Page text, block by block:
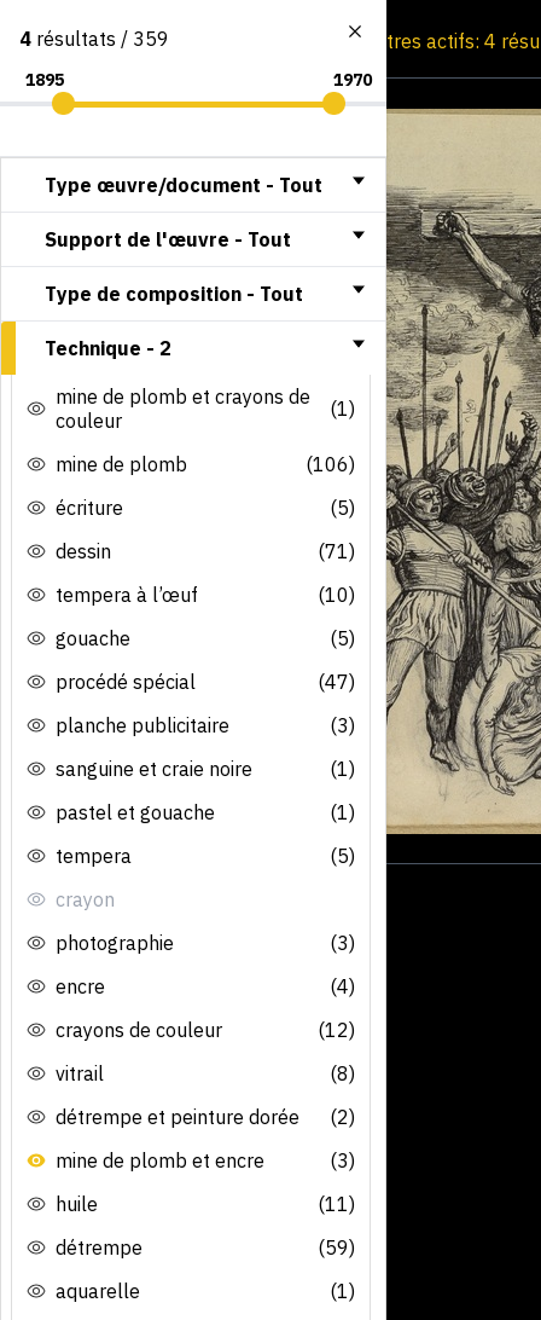
Consultation par image Filtres actifs: 4
4 résultats / 359
Type œuvre/document - Tout
Support de l'œuvre - Tout
Type de composition - Tout
Technique - 2
mine de plomb et crayons de
couleur
(1)
mine de plomb
(106)
écriture
(5)
dessin
(71)
tempera à l’œuf
(10)
gouache
(5)
procédé spécial
(47)
planche publicitaire
(3)
sanguine et craie noire
(1)
pastel et gouache
(1)
tempera
(5)
crayon
photographie
(3)
encre
(4)
crayons de couleur
(12)
vitrail
(8)
détrempe et peinture dorée
(2)
mine de plomb et encre
(3)
huile
(11)
détrempe
(59)
aquarelle
(1)